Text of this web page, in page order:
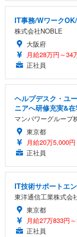
IT事務/Wワーク
株式会社NOBLE
大阪府
月給28万円～34
正社員
ヘルプデスク・ユ
ニアへ研修充実&
マンパワーグループ
東京都
月給20万5,000円
正社員
IT技術サポートエ
東洋通信工業株式会
東京都
月給27万833円
正社員